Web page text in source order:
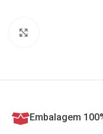
Embalagem